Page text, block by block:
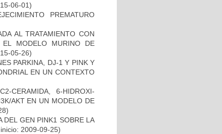
06-01)
PREMATURO
AL TRATAMIENTO CON
EL MODELO MURINO DE
05-26)
PARKINA, DJ-1 Y PINK Y
EN UN CONTEXTO
CERAMIDA, 6-HIDROXI-
AKT EN UN MODELO DE
DEL GEN PINK1 SOBRE LA
2009-09-25)